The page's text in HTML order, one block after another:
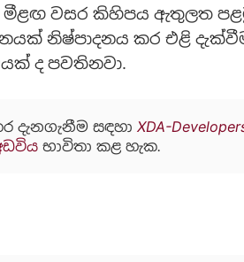
වසර කිහිපය ඇතුලත
නිෂ්පාදනය කර එළි
ද පවතිනවා.
දැනගැනීම සඳහා XDA-
භාවිතා කළ හැක.